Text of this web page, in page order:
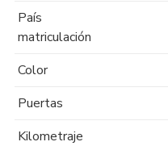
País
matriculación
Color
Puertas
Kilometraje